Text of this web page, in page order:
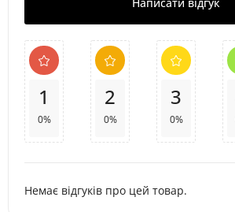
1
0%
2
0%
3
0%
Немає відгуків про цей товар.